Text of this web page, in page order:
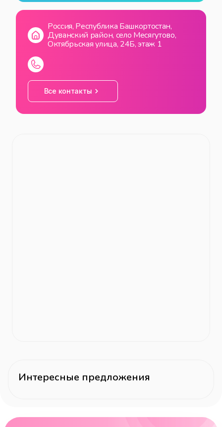
Россия, Республика Башкортостан,
Дуванский район, село Месягутово,
Октябрьская улица, 24Б, этаж 1
Все контакты
Интересные предложения